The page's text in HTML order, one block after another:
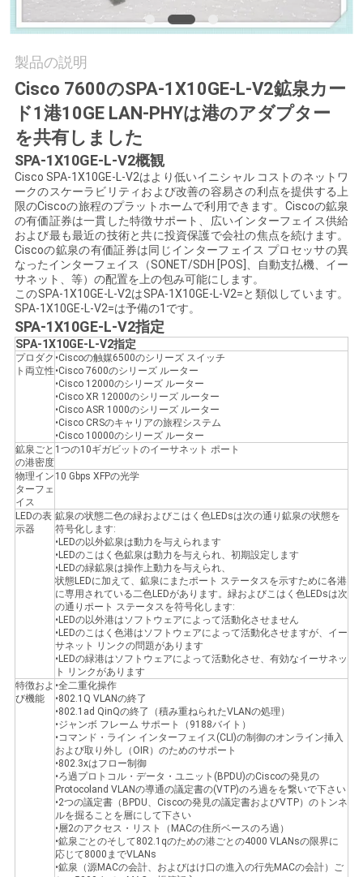
管
理
連
絡
く
だ
さ
い
ニ
ュ
事
件
SITEMAP
イ
製品の説明
Cisco 7600のSPA-1X10GE-L-V2鉱泉カー
ド1港10GE LAN-PHYは港のアダプター
を共有しました
SPA-1X10GE-L-V2概観
Cisco SPA-1X10GE-L-V2はより低いイニシャル コストのネットワ
ークのスケーラビリティおよび改善の容易さの利点を提供する上
限のCiscoの旅程のプラットホームで利用できます。Ciscoの鉱泉
の有価証券は一貫した特徴サポート、広いインターフェイス供給
および最も最近の技術と共に投資保護で会社の焦点を続けます。
Ciscoの鉱泉の有価証券は同じインターフェイス プロセッサの異
なったインターフェイス（SONET/SDH [POS]、自動支払機、イー
サネット、等）の配置を上の包み可能にします。
このSPA-1X10GE-L-V2はSPA-1X10GE-L-V2=と類似しています。
SPA-1X10GE-L-V2=は予備の1です。
SPA-1X10GE-L-V2指定
SPA-1X10GE-L-V2指定
プロダク
ト両立性
•Ciscoの触媒6500のシリーズ スイッチ
•Cisco 7600のシリーズ ルーター
•Cisco 12000のシリーズ ルーター
•Cisco XR 12000のシリーズ ルーター
•Cisco ASR 1000のシリーズ ルーター
•Cisco CRSのキャリアの旅程システム
•Cisco 10000のシリーズ ルーター
鉱泉ごと
の港密度
1つの10ギガビットのイーサネット ポート
物理イン
ターフェ
イス
10 Gbps XFPの光学
LEDの表
示器
鉱泉の状態二色の緑およびこはく色LEDsは次の通り鉱泉の状態を
符号化します:
•LEDの以外鉱泉は動力を与えられます
•LEDのこはく色鉱泉は動力を与えられ、初期設定します
•LEDの緑鉱泉は操作上動力を与えられ、
状態LEDに加えて、鉱泉にまたポート ステータスを示すために各港
に専用されている二色LEDがあります。緑およびこはく色LEDsは次
の通りポート ステータスを符号化します:
•LEDの以外港はソフトウェアによって活動化させません
•LEDのこはく色港はソフトウェアによって活動化させますが、イー
サネット リンクの問題があります
•LEDの緑港はソフトウェアによって活動化させ、有効なイーサネッ
ト リンクがあります
特徴およ
び機能
•全二重化操作
•802.1Q VLANの終了
•802.1ad QinQの終了（積み重ねられたVLANの処理）
•ジャンボ フレーム サポート（9188バイト）
•コマンド・ライン インターフェイス(CLI)の制御のオンライン挿入
および取り外し（OIR）のためのサポート
•802.3xはフロー制御
•ろ過プロトコル・データ・ユニット(BPDU)のCiscoの発見の
Protocoland VLANの導通の議定書の(VTP)のろ過をを繋いで下さい
•2つの議定書（BPDU、Ciscoの発見の議定書およびVTP）のトンネ
ルを掘ることを層にして下さい
•層2のアクセス・リスト（MACの住所ベースのろ過）
•鉱泉ごとのそして802.1qのための港ごとの4000 VLANsの限界に
応じて8000までVLANs
•鉱泉（源MACの会計、およびはけ口の進入の行先MACの会計）ご